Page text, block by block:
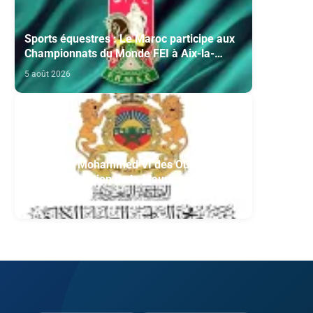
Sports équestres : Le Maroc participe aux
Championnats du Monde FEI à Aix-la-
Chapelle
5 août 2026
Fondation Mohammed VI des Oulémas
africains- section de la Mauritanie:
Annonce des qualifiés au concours des
manuscrits et des documents islamiques
africains